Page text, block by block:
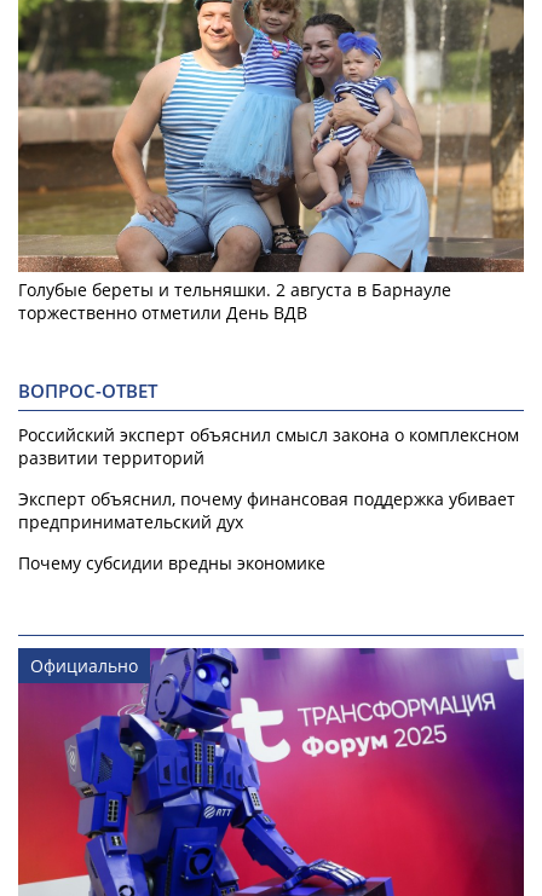
Голубые береты и тельняшки. 2 августа в Барнауле
торжественно отметили День ВДВ
ВОПРОС-ОТВЕТ
Российский эксперт объяснил смысл закона о комплексном
развитии территорий
Эксперт объяснил, почему финансовая поддержка убивает
предпринимательский дух
Почему субсидии вредны экономике
Официально